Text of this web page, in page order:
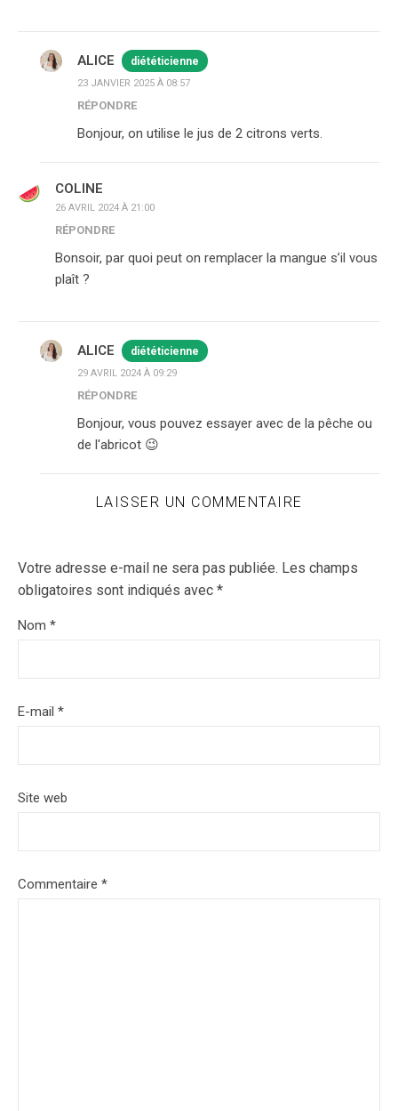
ALICE diététicienne
23 JANVIER 2025 À 08:57
RÉPONDRE
Bonjour, on utilise le jus de 2 citrons verts.
COLINE
26 AVRIL 2024 À 21:00
RÉPONDRE
Bonsoir, par quoi peut on remplacer la mangue s’il vous
plaît ?
ALICE diététicienne
29 AVRIL 2024 À 09:29
RÉPONDRE
Bonjour, vous pouvez essayer avec de la pêche ou
de l'abricot 😉
LAISSER UN COMMENTAIRE
Votre adresse e-mail ne sera pas publiée. Les champs
obligatoires sont indiqués avec *
Nom *
E-mail *
Site web
Commentaire *